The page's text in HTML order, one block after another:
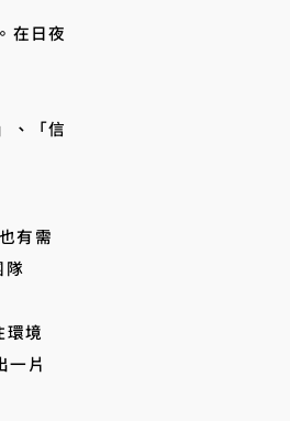
在日夜
、「信
有需
隊
環境
一片